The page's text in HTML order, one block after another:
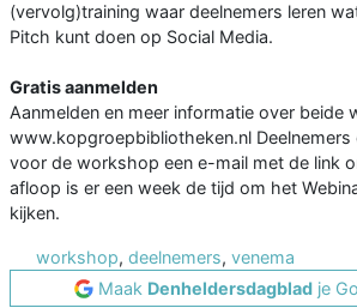
(vervolg)training waar deelnemers leren
Pitch kunt doen op Social Media.
Gratis aanmelden
Aanmelden en meer informatie over beide
www.kopgroepbibliotheken.nl Deelnemers
voor de workshop een e-mail met de link
afloop is er een week de tijd om het
kijken.
workshop, deelnemers, venema
Maak Denheldersdagbladje